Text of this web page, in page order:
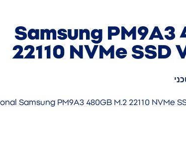
Samsung PM9A3
22110 NVMe SSD
Samsung PM9A3 480GB M.2 22110 NVMe